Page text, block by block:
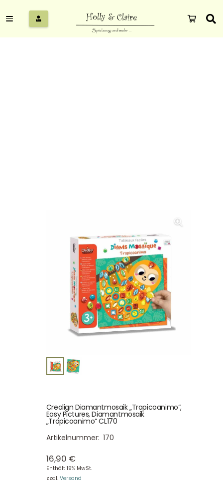
Crealign Diamantmosaik „Tropicoanimo“,
Easy Pictures, Diamantmosaik
„Tropicoanimo“ CL170
Artikelnummer: 170
16,90 €
Enthält 19% MwSt.
zzgl. Versand